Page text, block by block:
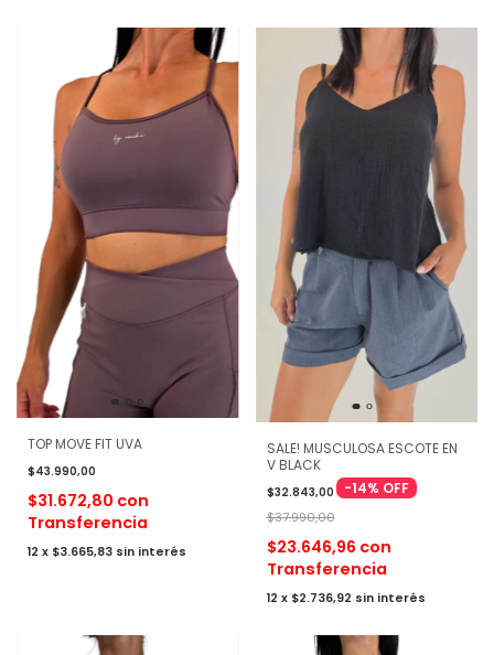
TOP MOVE FIT UVA
$43.990,00
$31.672,80 con
Transferencia
12 x $3.665,83 sin interés
SALE! MUSCULOSA ESCOTE EN
V BLACK
$32.843,00 -14% OFF
$37.990,00
$23.646,96 con
Transferencia
12 x $2.736,92 sin interés